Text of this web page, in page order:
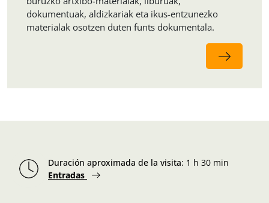
dokumentuak, aldizkariak eta ikus-entzunezko
materialak osotzen duten funts dokumentala.
Duración aproximada de la visita: 1 h 30 min
Entradas